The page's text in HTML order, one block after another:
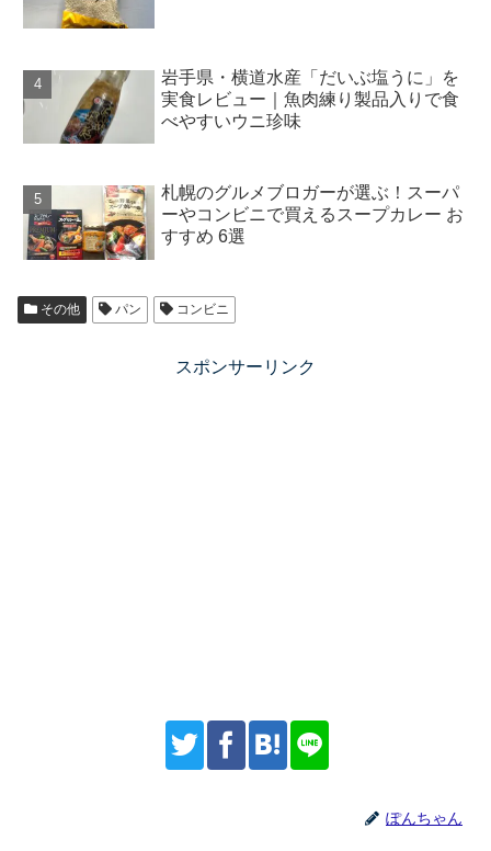
岩手県・横道水産「だいぶ塩うに」を
実食レビュー｜魚肉練り製品入りで食
べやすいウニ珍味
札幌のグルメブロガーが選ぶ！スーパ
ーやコンビニで買えるスープカレー お
すすめ 6選
その他 パン コンビニ
スポンサーリンク
ぽんちゃん